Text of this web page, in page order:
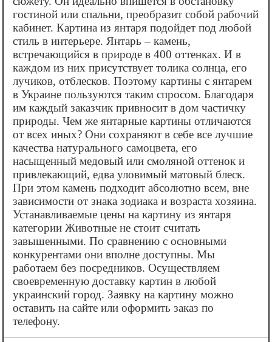
гостиной или спальни, преобразит собой рабочий
кабинет. Картина из янтаря подойдет под любой
стиль в интерьере. Янтарь – камень,
встречающийся в природе в 400 оттенках. И в
каждом из них присутствует толика солнца, его
лучиков, отблесков. Поэтому картины с янтарем
в Украине пользуются таким спросом. Благодаря
им каждый заказчик привносит в дом частичку
природы. Чем же янтарные картины отличаются
от всех иных? Они сохраняют в себе все лучшие
качества натурального самоцвета, его
насыщенный медовый или смоляной оттенок и
привлекающий, едва уловимый матовый блеск.
При этом камень подходит абсолютно всем, вне
зависимости от знака зодиака и возраста хозяина.
Устанавливаемые цены на картину из янтаря
категории Животные не стоит считать
завышенными. По сравнению с основными
конкурентами они вполне доступны. Мы
работаем без посредников. Осуществляем
своевременную доставку картин в любой
украинский город. Заявку на картину можно
оставить на сайте или оформить заказ по
телефону.